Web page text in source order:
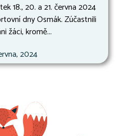
18., 20. a 21. června 2024
dny Osmák. Zúčastnili
žáci, kromě...
2024